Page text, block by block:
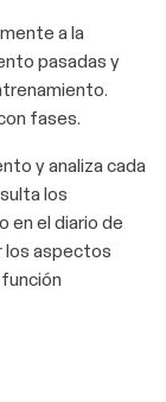
a la
pasadas y
fases.
y analiza cada
los
en el diario de
los aspectos